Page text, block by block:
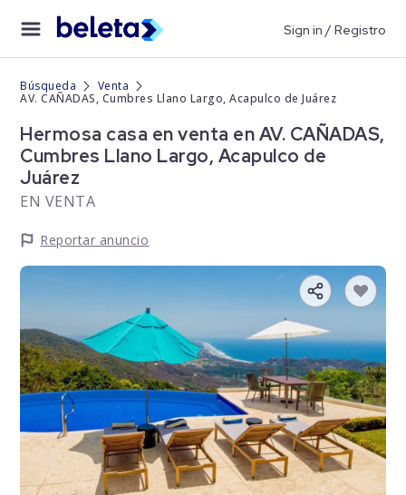
Sign in / Registro
Búsqueda
Venta
AV. CAÑADAS, Cumbres Llano Largo, Acapulco de Juárez
Hermosa casa en venta en AV. CAÑADAS,
Cumbres Llano Largo, Acapulco de
Juárez
EN VENTA
Reportar anuncio